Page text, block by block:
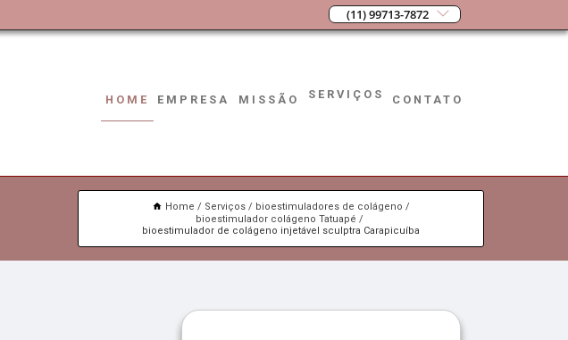
(11) 99713-7872
HOME EMPRESA MISSÃO SERVIÇOS CONTATO
Home Serviços
bioestimuladores de colágeno
bioestimulador colágeno Tatuapé
bioestimulador de colágeno injetável sculptra Carapicuíba